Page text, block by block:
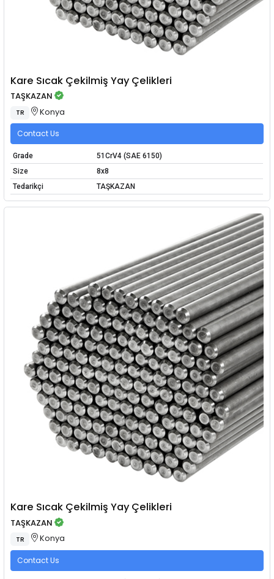
Kare Sıcak Çekilmiş Yay Çelikleri
TAŞKAZAN
TR Konya
Contact Us
Grade
51CrV4 (SAE 6150)
Size
8x8
Tedarikçi
TAŞKAZAN
Kare Sıcak Çekilmiş Yay Çelikleri
TAŞKAZAN
TR Konya
Contact Us